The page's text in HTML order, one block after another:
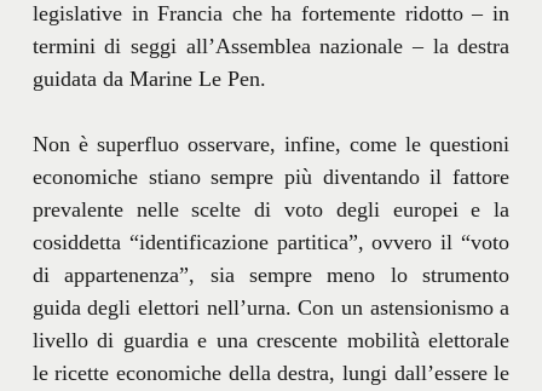
legislative in Francia che ha fortemente ridotto – in
termini di seggi all’Assemblea nazionale – la destra
guidata da Marine Le Pen.
Non è superfluo osservare, infine, come le questioni
economiche stiano sempre più diventando il fattore
prevalente nelle scelte di voto degli europei e la
cosiddetta “identificazione partitica”, ovvero il “voto
di appartenenza”, sia sempre meno lo strumento
guida degli elettori nell’urna. Con un astensionismo a
livello di guardia e una crescente mobilità elettorale
le ricette economiche della destra, lungi dall’essere le